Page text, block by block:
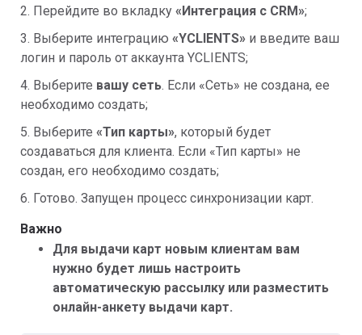
2. Перейдите во вкладку «Интеграция с CRM»;
3. Выберите интеграцию «YCLIENTS» и введите ваш
логин и пароль от аккаунта YCLIENTS;
4. Выберите вашу сеть. Если «Сеть» не создана, ее
необходимо создать;
5. Выберите «Тип карты», который будет
создаваться для клиента. Если «Тип карты» не
создан, его необходимо создать;
6. Готово. Запущен процесс синхронизации карт.
Важно
Для выдачи карт новым клиентам вам
нужно будет лишь настроить
автоматическую рассылку или разместить
онлайн-анкету выдачи карт.